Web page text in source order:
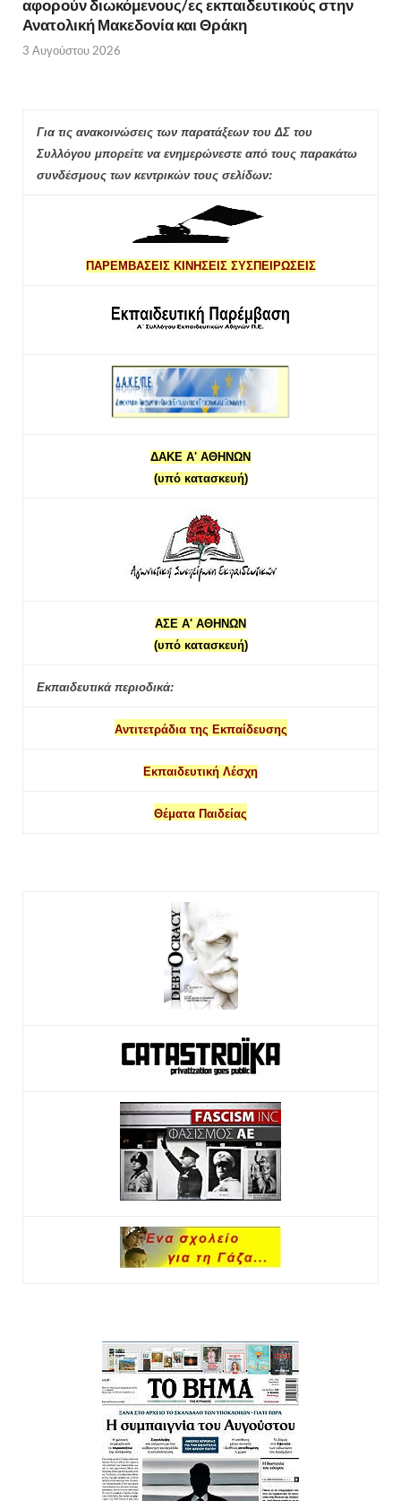
αφορούν διωκόμενους/ες εκπαιδευτικούς στην
Ανατολική Μακεδονία και Θράκη
3 Αυγούστου 2026
Για τις ανακοινώσεις των παρατάξεων του ΔΣ του
Συλλόγου μπορείτε να ενημερώνεστε από τους παρακάτω
συνδέσμους των κεντρικών τους σελίδων:
ΠΑΡΕΜΒΑΣΕΙΣ ΚΙΝΗΣΕΙΣ ΣΥΣΠΕΙΡΩΣΕΙΣ
ΔΑΚΕ Α' ΑΘΗΝΩΝ
(υπό κατασκευή)
ΑΣΕ Α' ΑΘΗΝΩΝ
(υπό κατασκευή)
Εκπαιδευτικά περιοδικά:
Αντιτετράδια της Εκπαίδευσης
Εκπαιδευτική Λέσχη
Θέματα Παιδείας